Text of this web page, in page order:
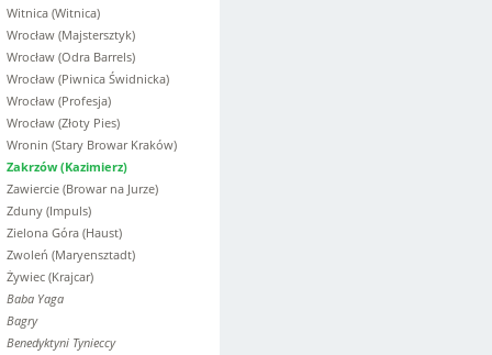
Witnica (Witnica)
Wrocław (Majstersztyk)
Wrocław (Odra Barrels)
Wrocław (Piwnica Świdnicka)
Wrocław (Profesja)
Wrocław (Złoty Pies)
Wronin (Stary Browar Kraków)
Zakrzów (Kazimierz)
Zawiercie (Browar na Jurze)
Zduny (Impuls)
Zielona Góra (Haust)
Zwoleń (Maryensztadt)
Żywiec (Krajcar)
Baba Yaga
Bagry
Benedyktyni Tynieccy